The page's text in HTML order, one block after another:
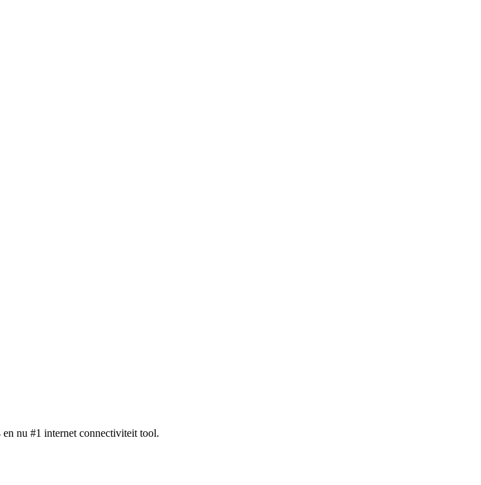
nu #1 internet connectiviteit tool.